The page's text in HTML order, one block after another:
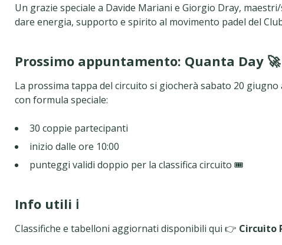
Un grazie speciale a Davide Mariani e Giorgio Dray,
dare energia, supporto e spirito al movimento padel del
Prossimo appuntamento: Quanta Day 🚀
La prossima tappa del circuito si giocherà sabato 20 giugno
con formula speciale:
30 coppie partecipanti
inizio dalle ore 10:00
punteggi validi doppio per la classifica circuito 🎟️
Info utili ℹ️
Classifiche e tabelloni aggiornati disponibili qui 👉 Circuito